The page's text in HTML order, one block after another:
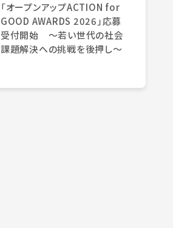
「オープンアップACTION for
GOOD AWARDS 2026」応募
受付開始 〜若い世代の社会
課題解決への挑戦を後押し〜